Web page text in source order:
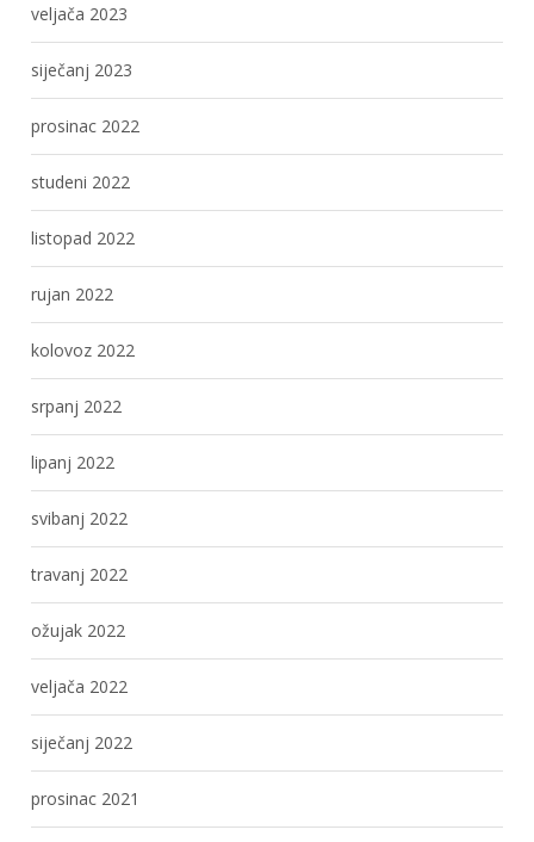
veljača 2023
siječanj 2023
prosinac 2022
studeni 2022
listopad 2022
rujan 2022
kolovoz 2022
srpanj 2022
lipanj 2022
svibanj 2022
travanj 2022
ožujak 2022
veljača 2022
siječanj 2022
prosinac 2021